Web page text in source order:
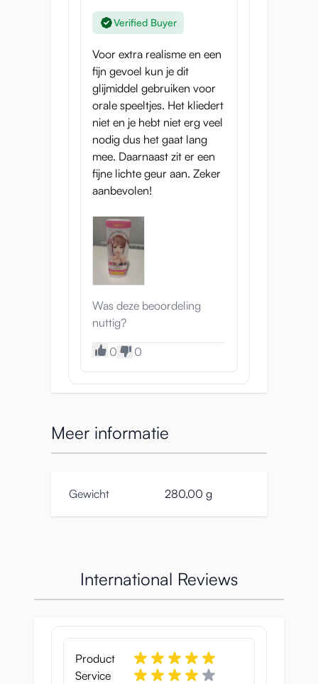
Verified Buyer
Voor extra realisme en een
fijn gevoel kun je dit
glijmiddel gebruiken voor
orale speeltjes. Het kliedert
niet en je hebt niet erg veel
nodig dus het gaat lang
mee. Daarnaast zit er een
fijne lichte geur aan. Zeker
aanbevolen!
Was deze beoordeling
nuttig?
0 0
Meer informatie
Gewicht 280,00 g
International Reviews
Product
Service